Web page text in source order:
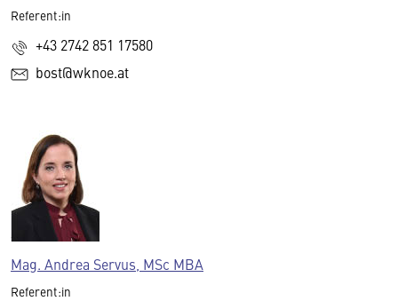
Referent:in
+43 2742 851 17580
bost@wknoe.at
Mag. Andrea Servus, MSc MBA
Referent:in